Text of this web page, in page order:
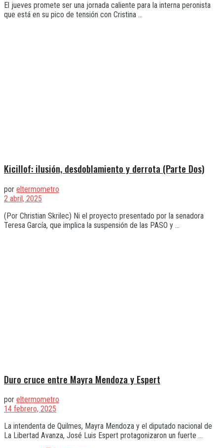
El jueves promete ser una jornada caliente para la interna peronista
que está en su pico de tensión con Cristina ...
Kicillof: ilusión, desdoblamiento y derrota (Parte Dos)
por eltermometro
2 abril, 2025
(Por Christian Skrilec) Ni el proyecto presentado por la senadora
Teresa García, que implica la suspensión de las PASO y ...
Duro cruce entre Mayra Mendoza y Espert
por eltermometro
14 febrero, 2025
La intendenta de Quilmes, Mayra Mendoza y el diputado nacional de
La Libertad Avanza, José Luis Espert protagonizaron un fuerte ...